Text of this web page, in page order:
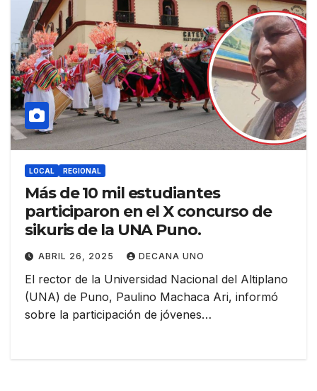
LOCAL REGIONAL
Más de 10 mil estudiantes
participaron en el X concurso de
sikuris de la UNA Puno.
ABRIL 26, 2025 DECANA UNO
El rector de la Universidad Nacional del Altiplano
(UNA) de Puno, Paulino Machaca Ari, informó
sobre la participación de jóvenes…